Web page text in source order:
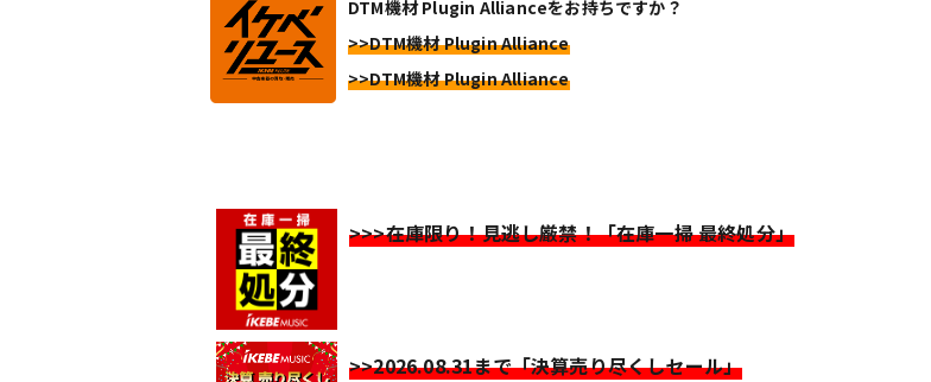
DTM機材 Plugin Allianceをお持ちですか？
>>DTM機材 Plugin Alliance
>>DTM機材 Plugin Alliance
>>>在庫限り！見逃し厳禁！「在庫一掃 最終処分」
>>2026.08.31まで「決算売り尽くしセール」